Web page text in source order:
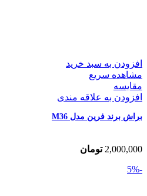
افزودن به سبد خرید
مشاهده سریع
مقایسه
افزودن به علاقه مندی
براش برند فرین مدل M36
2,000,000 تومان
-5%